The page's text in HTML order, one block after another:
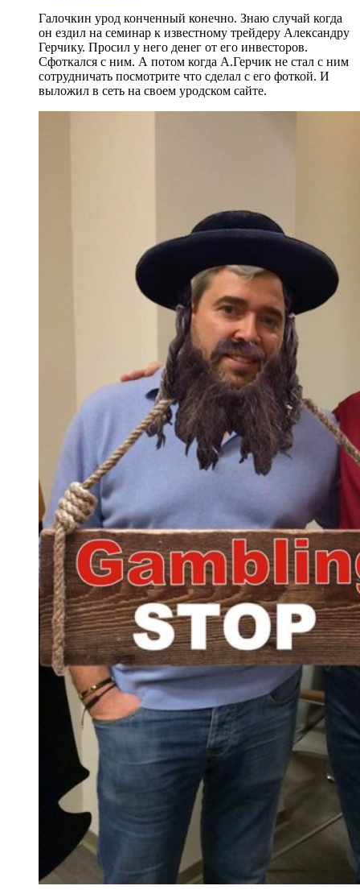
Галочкин урод конченный конечно. Знаю случай когда
он ездил на семинар к известному трейдеру Александру
Герчику. Просил у него денег от его инвесторов.
Сфоткался с ним. А потом когда А.Герчик не стал с ним
сотрудничать посмотрите что сделал с его фоткой. И
выложил в сеть на своем уродском сайте.